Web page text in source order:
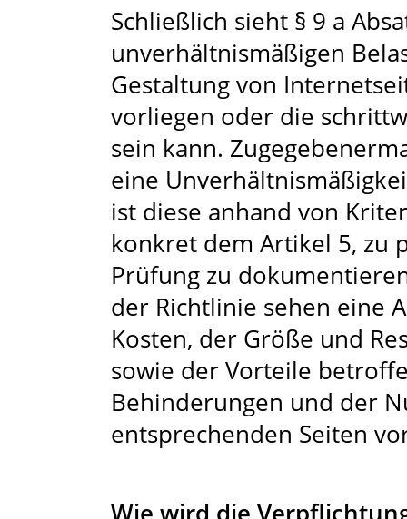
Schließlich sieht § 9 a
unverhältnismäßigen
Gestaltung von
vorliegen oder die
sein kann.
eine
ist diese anhand von
konkret dem Artikel 5, zu
Prüfung zu
der Richtlinie sehen eine
Kosten, der Größe und
sowie der Vorteile
Behinderungen und der
entsprechenden Seiten